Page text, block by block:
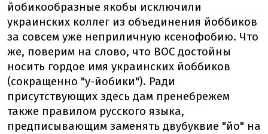
йобикообразные якобы исключили
украинских коллег из объединения йоббиков
за совсем уже неприличную ксенофобию. Что
же, поверим на слово, что ВОС достойны
носить гордое имя украинских йоббиков
(сокращенно "у-йобики"). Ради
присутствующих здесь дам пренебрежем
также правилом русского языка,
предписывающим заменять двубуквие "йо" на